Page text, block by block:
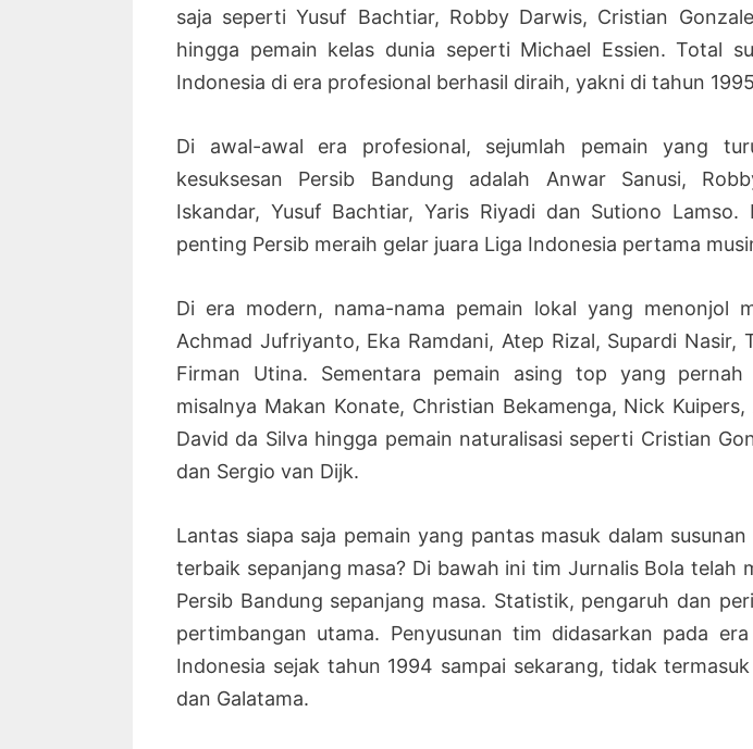
saja seperti Yusuf Bachtiar, Robby Darwis, Cristian
hingga pemain kelas dunia seperti Michael Essien. Total
Indonesia di era profesional berhasil diraih, yakni di tahun
Di awal-awal era profesional, sejumlah pemain yang
kesuksesan Persib Bandung adalah Anwar Sanusi,
Iskandar, Yusuf Bachtiar, Yaris Riyadi dan Sutiono Lamso.
penting Persib meraih gelar juara Liga Indonesia pertama
Di era modern, nama-nama pemain lokal yang menonjol
Achmad Jufriyanto, Eka Ramdani, Atep Rizal, Supardi Nasir,
Firman Utina. Sementara pemain asing top yang pernah
misalnya Makan Konate, Christian Bekamenga, Nick Kuipers,
David da Silva hingga pemain naturalisasi seperti Cristian
dan Sergio van Dijk.
Lantas siapa saja pemain yang pantas masuk dalam susunan
terbaik sepanjang masa? Di bawah ini tim Jurnalis Bola telah
Persib Bandung sepanjang masa. Statistik, pengaruh dan
pertimbangan utama. Penyusunan tim didasarkan pada
Indonesia sejak tahun 1994 sampai sekarang, tidak
dan Galatama.